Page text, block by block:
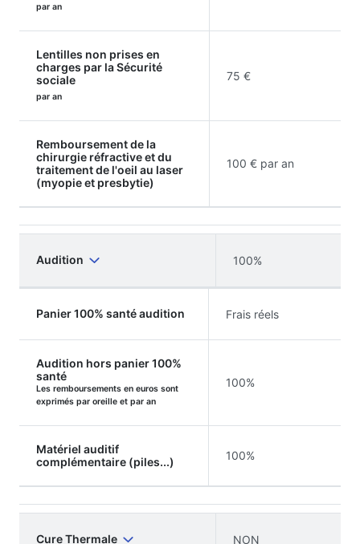
par an
Lentilles non prises en
charges par la Sécurité
sociale
par an
75 €
Remboursement de la
chirurgie réfractive et du
traitement de l'oeil au laser
(myopie et presbytie)
100 € par an
Audition 100%
Panier 100% santé audition Frais réels
Audition hors panier 100%
santé
Les remboursements en euros sont
exprimés par oreille et par an
100%
Matériel auditif
complémentaire (piles...)
100%
Cure Thermale NON